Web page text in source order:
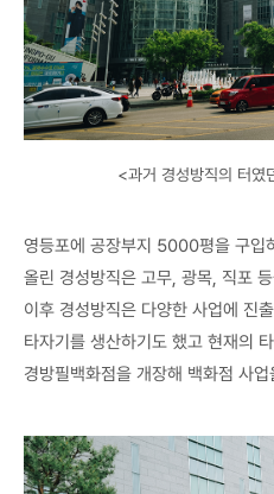
<과거 경성방직의 터였
영등포에 공장부지 5000평을 구입
올린 경성방직은 고무, 광목, 직포
이후 경성방직은 다양한 사업에 진
타자기를 생산하기도 했고 현재의
경방필백화점을 개장해 백화점 사